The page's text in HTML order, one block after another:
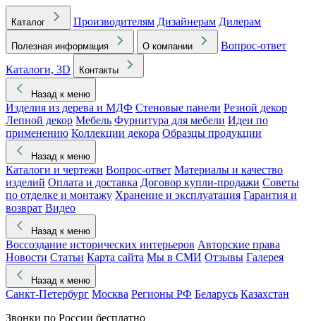
Каталог Производителям Дизайнерам Дилерам
Полезная информация О компании
Вопрос-ответ
Каталоги, 3D
Контакты
Назад к меню
Изделия из дерева и МДФ Стеновые панели Резной декор
Лепной декор Мебель Фурнитура для мебели Идеи по
применению Коллекции декора Образцы продукции
Назад к меню
Каталоги и чертежи Вопрос-ответ Материалы и качество
изделий Оплата и доставка Договор купли-продажи Советы
по отделке и монтажу Хранение и эксплуатация Гарантия и
возврат Видео
Назад к меню
Воссоздание исторических интерьеров Авторские права
Новости Статьи Карта сайта Мы в СМИ Отзывы Галерея
Назад к меню
Санкт-Петербург Москва Регионы РФ Беларусь Казахстан
Звонки по России бесплатно